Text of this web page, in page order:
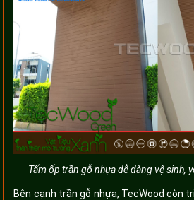
Tấm ốp trần gỗ nhựa dễ dàng vệ sinh,
Bên cạnh trần gỗ nhựa, TecWood còn